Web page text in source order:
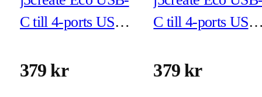
C till 4-ports USB-C
(JCH345ER)
379 kr
C till 4-ports
(JCH345EW)
379 kr